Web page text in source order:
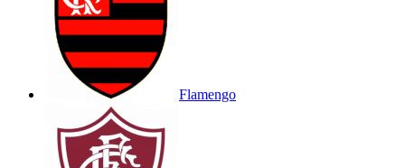
Flamengo